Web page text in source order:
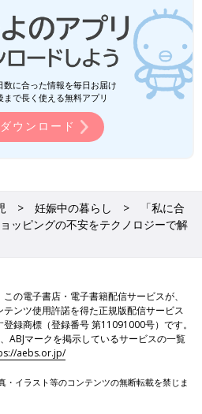
数に合った情報を毎日お届け
で長く使える無料アプリ
ウンロード
妊娠中の暮らし
「私に合
ッピングの不安をテクノロジーで解
の電子書店・電子書籍配信サービスが、
テンツ使用許諾を得た正規版配信サービス
録商標（登録番号 第11091000号）です。
ABJマークを掲示しているサービスの一覧
aebs.or.jp/
・イラスト等のコンテンツの無断転載を禁じま